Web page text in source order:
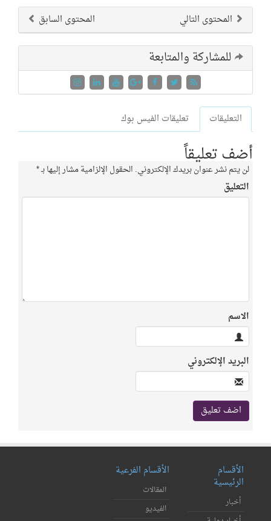
المحتوى السابق المحتوى التالي
للمشاركة والمتابعة
التعليقات تعليقات الفيس بوك
أضف تعليقاً
لن يتم نشر عنوان بريدك الإلكتروني. الحقول الإلزامية مشار إليها بـ*
التعليق
الاسم
البريد الإلكتروني
الأقسام
الرئيسية
أخبار
الأقسام الفرعية
المقالات
الفيديو